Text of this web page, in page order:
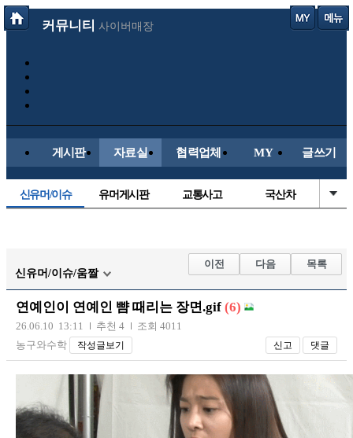
커뮤니티 사이버매장
게시판 자료실 협력업체 MY 글쓰기
신유머/이슈 유머게시판 교통사고 국산차
자유사진 군사/무기
트럭/버스 항공/해운/철도
장착시공사진
신유머/이슈/움짤
이전 다음 목록
연예인이 연예인 뺨 때리는 장면.gif (6)
26.06.10 13:11 추천 4
조회 4011
농구와수학
작성글보기 신고 댓글